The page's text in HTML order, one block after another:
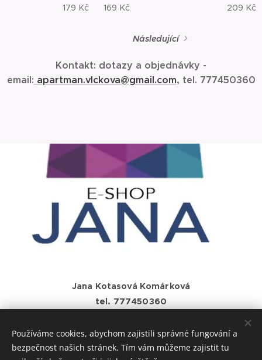
179 Kč 169 Kč 209 Kč
Následující
Kontakt: dotazy a objednávky -
email: apartman.vlckova@gmail.com, tel. 777450360
Jana Kotasová Komárková
tel. 777450360
Vytvořeno službouWebnode Cookies
Používáme cookies, abychom zajistili správné fungování a
bezpečnost našich stránek. Tím vám můžeme zajistit tu